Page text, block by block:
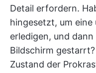
Detail erfordern.
hingesetzt, um eine
erledigen, und
Bildschirm
Zustand der